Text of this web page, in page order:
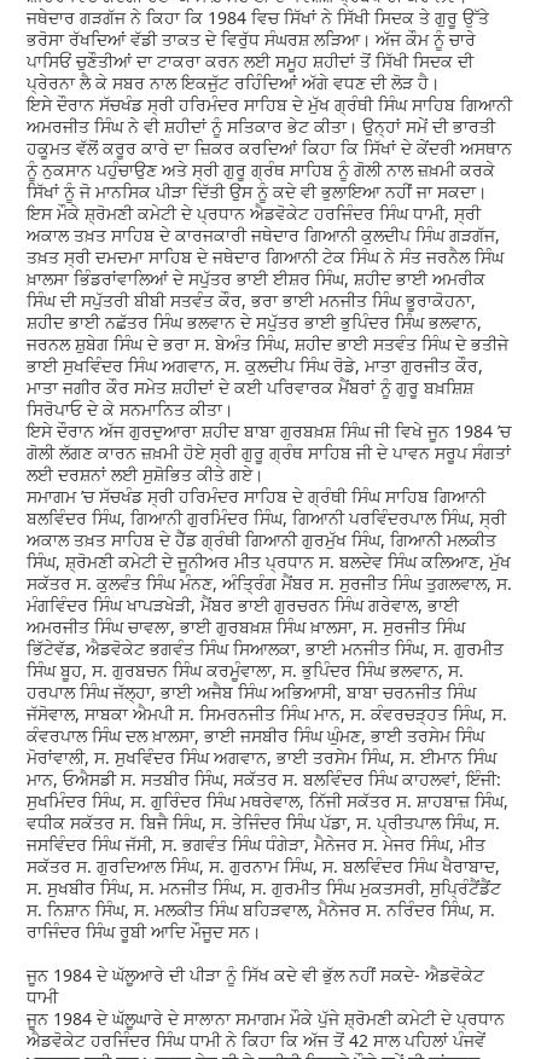
ਜਥੇਦਾਰ ਗੜਗੱਜ ਨੇ ਕਿਹਾ ਕਿ 1984 ਵਿਚ ਸਿੱਖਾਂ ਨੇ ਸਿੱਖੀ ਸਿਦਕ ਤੇ ਗੁਰੂ ਉੱਤੇ
ਭਰੋਸਾ ਰੱਖਦਿਆਂ ਵੱਡੀ ਤਾਕਤ ਦੇ ਵਿਰੁੱਧ ਸੰਘਰਸ਼ ਲੜਿਆ। ਅੱਜ ਕੌਮ ਨੂੰ ਚਾਰੇ
ਪਾਸਿਓਂ ਚੁਣੌਤੀਆਂ ਦਾ ਟਾਕਰਾ ਕਰਨ ਲਈ ਸਮੂਹ ਸ਼ਹੀਦਾਂ ਤੋਂ ਸਿੱਖੀ ਸਿਦਕ ਦੀ
ਪ੍ਰੇਰਨਾ ਲੈ ਕੇ ਸਬਰ ਨਾਲ ਇਕਜੁੱਟ ਰਹਿੰਦਿਆਂ ਅੱਗੇ ਵਧਣ ਦੀ ਲੋੜ ਹੈ।
ਇਸੇ ਦੌਰਾਨ ਸੱਚਖੰਡ ਸ੍ਰੀ ਹਰਿਮੰਦਰ ਸਾਹਿਬ ਦੇ ਮੁੱਖ ਗ੍ਰੰਥੀ ਸਿੰਘ ਸਾਹਿਬ ਗਿਆਨੀ
ਅਮਰਜੀਤ ਸਿੰਘ ਨੇ ਵੀ ਸ਼ਹੀਦਾਂ ਨੂੰ ਸਤਿਕਾਰ ਭੇਟ ਕੀਤਾ। ਉਨ੍ਹਾਂ ਸਮੇਂ ਦੀ ਭਾਰਤੀ
ਹਕੂਮਤ ਵੱਲੋਂ ਕਰੂਰ ਕਾਰੇ ਦਾ ਜ਼ਿਕਰ ਕਰਦਿਆਂ ਕਿਹਾ ਕਿ ਸਿੱਖਾਂ ਦੇ ਕੇਂਦਰੀ ਅਸਥਾਨ
ਨੂੰ ਨੁਕਸਾਨ ਪਹੁੰਚਾਉਣ ਅਤੇ ਸ੍ਰੀ ਗੁਰੂ ਗ੍ਰੰਥ ਸਾਹਿਬ ਨੂੰ ਗੋਲੀ ਨਾਲ ਜ਼ਖ਼ਮੀ ਕਰਕੇ
ਸਿੱਖਾਂ ਨੂੰ ਜੋ ਮਾਨਸਿਕ ਪੀੜਾ ਦਿੱਤੀ ਉਸ ਨੂੰ ਕਦੇ ਵੀ ਭੁਲਾਇਆ ਨਹੀਂ ਜਾ ਸਕਦਾ।
ਇਸ ਮੌਕੇ ਸ਼੍ਰੋਮਣੀ ਕਮੇਟੀ ਦੇ ਪ੍ਰਧਾਨ ਐਡਵੋਕੇਟ ਹਰਜਿੰਦਰ ਸਿੰਘ ਧਾਮੀ, ਸ੍ਰੀ
ਅਕਾਲ ਤਖ਼ਤ ਸਾਹਿਬ ਦੇ ਕਾਰਜਕਾਰੀ ਜਥੇਦਾਰ ਗਿਆਨੀ ਕੁਲਦੀਪ ਸਿੰਘ ਗੜਗੱਜ,
ਤਖ਼ਤ ਸ੍ਰੀ ਦਮਦਮਾ ਸਾਹਿਬ ਦੇ ਜਥੇਦਾਰ ਗਿਆਨੀ ਟੇਕ ਸਿੰਘ ਨੇ ਸੰਤ ਜਰਨੈਲ ਸਿੰਘ
ਖ਼ਾਲਸਾ ਭਿੰਡਰਾਂਵਾਲਿਆਂ ਦੇ ਸਪੁੱਤਰ ਭਾਈ ਈਸ਼ਰ ਸਿੰਘ, ਸ਼ਹੀਦ ਭਾਈ ਅਮਰੀਕ
ਸਿੰਘ ਦੀ ਸਪੁੱਤਰੀ ਬੀਬੀ ਸਤਵੰਤ ਕੌਰ, ਭਰਾ ਭਾਈ ਮਨਜੀਤ ਸਿੰਘ ਭੂਰਾਕੋਹਨਾ,
ਸ਼ਹੀਦ ਭਾਈ ਨਛੱਤਰ ਸਿੰਘ ਭਲਵਾਨ ਦੇ ਸਪੁੱਤਰ ਭਾਈ ਭੁਪਿੰਦਰ ਸਿੰਘ ਭਲਵਾਨ,
ਜਰਨਲ ਸ਼ੁਬੇਗ ਸਿੰਘ ਦੇ ਭਰਾ ਸ. ਬੇਅੰਤ ਸਿੰਘ, ਸ਼ਹੀਦ ਭਾਈ ਸਤਵੰਤ ਸਿੰਘ ਦੇ ਭਤੀਜੇ
ਭਾਈ ਸੁਖਵਿੰਦਰ ਸਿੰਘ ਅਗਵਾਨ, ਸ. ਕੁਲਦੀਪ ਸਿੰਘ ਰੋਡੇ, ਮਾਤਾ ਗੁਰਜੀਤ ਕੌਰ,
ਮਾਤਾ ਜਗੀਰ ਕੌਰ ਸਮੇਤ ਸ਼ਹੀਦਾਂ ਦੇ ਕਈ ਪਰਿਵਾਰਕ ਮੈਂਬਰਾਂ ਨੂੰ ਗੁਰੂ ਬਖ਼ਸ਼ਿਸ਼
ਸਿਰੋਪਾਓ ਦੇ ਕੇ ਸਨਮਾਨਿਤ ਕੀਤਾ।
ਇਸੇ ਦੌਰਾਨ ਅੱਜ ਗੁਰਦੁਆਰਾ ਸ਼ਹੀਦ ਬਾਬਾ ਗੁਰਬਖ਼ਸ਼ ਸਿੰਘ ਜੀ ਵਿਖੇ ਜੂਨ 1984 ’ਚ
ਗੋਲੀ ਲੱਗਣ ਕਾਰਨ ਜ਼ਖ਼ਮੀ ਹੋਏ ਸ੍ਰੀ ਗੁਰੂ ਗ੍ਰੰਥ ਸਾਹਿਬ ਜੀ ਦੇ ਪਾਵਨ ਸਰੂਪ ਸੰਗਤਾਂ
ਲਈ ਦਰਸ਼ਨਾਂ ਲਈ ਸੁਸ਼ੋਭਿਤ ਕੀਤੇ ਗਏ।
ਸਮਾਗਮ ’ਚ ਸੱਚਖੰਡ ਸ੍ਰੀ ਹਰਿਮੰਦਰ ਸਾਹਿਬ ਦੇ ਗ੍ਰੰਥੀ ਸਿੰਘ ਸਾਹਿਬ ਗਿਆਨੀ
ਬਲਵਿੰਦਰ ਸਿੰਘ, ਗਿਆਨੀ ਗੁਰਮਿੰਦਰ ਸਿੰਘ, ਗਿਆਨੀ ਪਰਵਿੰਦਰਪਾਲ ਸਿੰਘ, ਸ੍ਰੀ
ਅਕਾਲ ਤਖ਼ਤ ਸਾਹਿਬ ਦੇ ਹੈੱਡ ਗ੍ਰੰਥੀ ਗਿਆਨੀ ਗੁਰਮੁੱਖ ਸਿੰਘ, ਗਿਆਨੀ ਮਲਕੀਤ
ਸਿੰਘ, ਸ਼੍ਰੋਮਣੀ ਕਮੇਟੀ ਦੇ ਜੂਨੀਅਰ ਮੀਤ ਪ੍ਰਧਾਨ ਸ. ਬਲਦੇਵ ਸਿੰਘ ਕਲਿਆਣ, ਮੁੱਖ
ਸਕੱਤਰ ਸ. ਕੁਲਵੰਤ ਸਿੰਘ ਮੰਨਣ, ਅੰਤ੍ਰਿੰਗ ਮੈਂਬਰ ਸ. ਸੁਰਜੀਤ ਸਿੰਘ ਤੁਗਲਵਾਲ, ਸ.
ਮੰਗਵਿੰਦਰ ਸਿੰਘ ਖਾਪੜਖੇੜੀ, ਮੈਂਬਰ ਭਾਈ ਗੁਰਚਰਨ ਸਿੰਘ ਗਰੇਵਾਲ, ਭਾਈ
ਅਮਰਜੀਤ ਸਿੰਘ ਚਾਵਲਾ, ਭਾਈ ਗੁਰਬਖ਼ਸ਼ ਸਿੰਘ ਖ਼ਾਲਸਾ, ਸ. ਸੁਰਜੀਤ ਸਿੰਘ
ਭਿੱਟੇਵੱਡ, ਐਡਵੋਕੇਟ ਭਗਵੰਤ ਸਿੰਘ ਸਿਆਲਕਾ, ਭਾਈ ਮਨਜੀਤ ਸਿੰਘ, ਸ. ਗੁਰਮੀਤ
ਸਿੰਘ ਬੂਹ, ਸ. ਗੁਰਬਚਨ ਸਿੰਘ ਕਰਮੂੰਵਾਲਾ, ਸ. ਭੁਪਿੰਦਰ ਸਿੰਘ ਭਲਵਾਨ, ਸ.
ਹਰਪਾਲ ਸਿੰਘ ਜੱਲ੍ਹਾ, ਭਾਈ ਅਜੈਬ ਸਿੰਘ ਅਭਿਆਸੀ, ਬਾਬਾ ਚਰਨਜੀਤ ਸਿੰਘ
ਜੱਸੋਵਾਲ, ਸਾਬਕਾ ਐਮਪੀ ਸ. ਸਿਮਰਨਜੀਤ ਸਿੰਘ ਮਾਨ, ਸ. ਕੰਵਰਚੜ੍ਹਤ ਸਿੰਘ, ਸ.
ਕੰਵਰਪਾਲ ਸਿੰਘ ਦਲ ਖ਼ਾਲਸਾ, ਭਾਈ ਜਸਬੀਰ ਸਿੰਘ ਘੁੰਮਣ, ਭਾਈ ਤਰਸੇਮ ਸਿੰਘ
ਮੋਰਾਂਵਾਲੀ, ਸ. ਸੁਖਵਿੰਦਰ ਸਿੰਘ ਅਗਵਾਨ, ਭਾਈ ਤਰਸੇਮ ਸਿੰਘ, ਸ. ਈਮਾਨ ਸਿੰਘ
ਮਾਨ, ਓਐਸਡੀ ਸ. ਸਤਬੀਰ ਸਿੰਘ, ਸਕੱਤਰ ਸ. ਬਲਵਿੰਦਰ ਸਿੰਘ ਕਾਹਲਵਾਂ, ਇੰਜੀ:
ਸੁਖਮਿੰਦਰ ਸਿੰਘ, ਸ. ਗੁਰਿੰਦਰ ਸਿੰਘ ਮਥਰੇਵਾਲ, ਨਿੱਜੀ ਸਕੱਤਰ ਸ. ਸ਼ਾਹਬਾਜ਼ ਸਿੰਘ,
ਵਧੀਕ ਸਕੱਤਰ ਸ. ਬਿਜੈ ਸਿੰਘ, ਸ. ਤੇਜਿੰਦਰ ਸਿੰਘ ਪੱਡਾ, ਸ. ਪ੍ਰੀਤਪਾਲ ਸਿੰਘ, ਸ.
ਜਸਵਿੰਦਰ ਸਿੰਘ ਜੱਸੀ, ਸ. ਭਗਵੰਤ ਸਿੰਘ ਧੰਗੇੜਾ, ਮੈਨੇਜਰ ਸ. ਮੇਜਰ ਸਿੰਘ, ਮੀਤ
ਸਕੱਤਰ ਸ. ਗੁਰਦਿਆਲ ਸਿੰਘ, ਸ. ਗੁਰਨਾਮ ਸਿੰਘ, ਸ. ਬਲਵਿੰਦਰ ਸਿੰਘ ਖੈਰਾਬਾਦ,
ਸ. ਸੁਖਬੀਰ ਸਿੰਘ, ਸ. ਮਨਜੀਤ ਸਿੰਘ, ਸ. ਗੁਰਮੀਤ ਸਿੰਘ ਮੁਕਤਸਰੀ, ਸੁਪ੍ਰਿੰਟੈਂਡੈਂਟ
ਸ. ਨਿਸ਼ਾਨ ਸਿੰਘ, ਸ. ਮਲਕੀਤ ਸਿੰਘ ਬਹਿੜਵਾਲ, ਮੈਨੇਜਰ ਸ. ਨਰਿੰਦਰ ਸਿੰਘ, ਸ.
ਰਾਜਿੰਦਰ ਸਿੰਘ ਰੂਬੀ ਆਦਿ ਮੌਜੂਦ ਸਨ।
ਜੂਨ 1984 ਦੇ ਘੱਲੂਆਰੇ ਦੀ ਪੀੜਾ ਨੂੰ ਸਿੱਖ ਕਦੇ ਵੀ ਭੁੱਲ ਨਹੀਂ ਸਕਦੇ- ਐਡਵੋਕੇਟ
ਧਾਮੀ
ਜੂਨ 1984 ਦੇ ਘੱਲੂਘਾਰੇ ਦੇ ਸਾਲਾਨਾ ਸਮਾਗਮ ਮੌਕੇ ਪੁੱਜੇ ਸ਼੍ਰੋਮਣੀ ਕਮੇਟੀ ਦੇ ਪ੍ਰਧਾਨ
ਐਡਵੋਕੇਟ ਹਰਜਿੰਦਰ ਸਿੰਘ ਧਾਮੀ ਨੇ ਕਿਹਾ ਕਿ ਅੱਜ ਤੋਂ 42 ਸਾਲ ਪਹਿਲਾਂ ਪੰਜਵੇਂ